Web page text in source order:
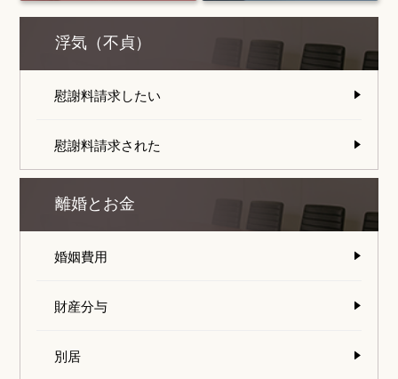
浮気（不貞）
慰謝料請求したい
慰謝料請求された
離婚とお金
婚姻費用
財産分与
別居